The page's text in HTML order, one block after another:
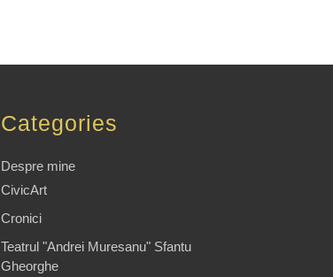
Categories
Despre mine
CivicArt
Cronici
Teatrul "Andrei Muresanu" Sfantu
Gheorghe